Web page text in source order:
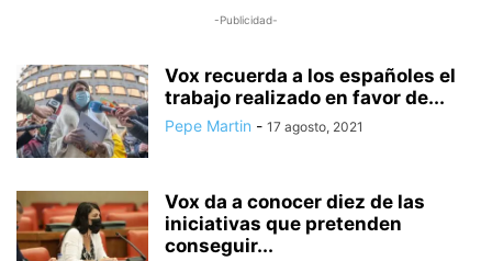
-Publicidad-
Vox recuerda a los españoles el
trabajo realizado en favor de...
Pepe Martin - 17 agosto, 2021
Vox da a conocer diez de las
iniciativas que pretenden
conseguir...